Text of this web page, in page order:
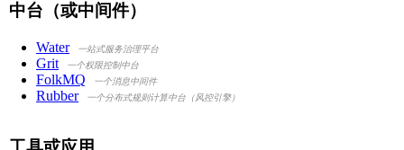
中台（或中间件）
Water 一站式服务治理平台
Grit 一个权限控制中台
FolkMQ 一个消息中间件
Rubber 一个分布式规则计算中台（风控引擎）